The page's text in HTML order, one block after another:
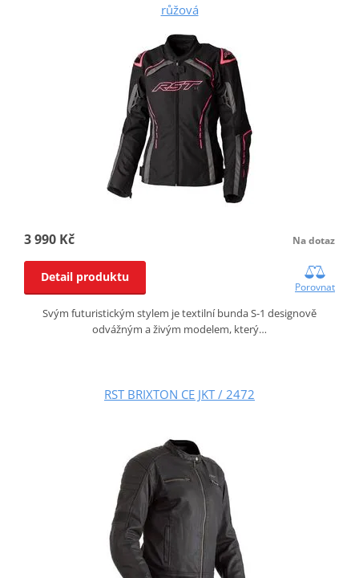
růžová
3 990 Kč Na dotaz
Detail produktu
Porovnat
Svým futuristickým stylem je textilní bunda S-1 designově
odvážným a živým modelem, který…
RST BRIXTON CE JKT / 2472